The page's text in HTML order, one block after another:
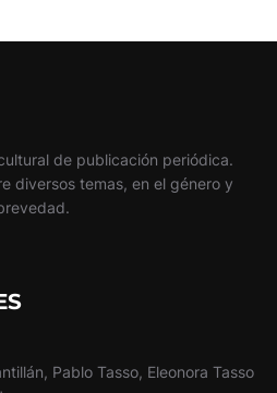
de publicación periódica.
diversos temas, en el género y
Pablo Tasso, Eleonora Tasso